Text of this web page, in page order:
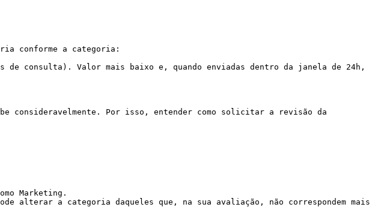
conforme a categoria:
consulta). Valor mais baixo e, quando enviadas dentro da janela de 24h,
consideravelmente. Por isso, entender como solicitar a revisão da
Marketing.
alterar a categoria daqueles que, na sua avaliação, não correspondem mais